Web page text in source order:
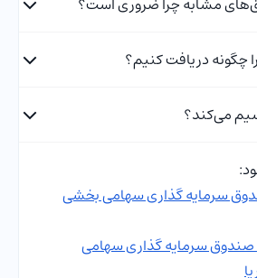
چگونه دریافت کنیم؟
می‌کند؟
سرمایه گذاری سهامی بخشی
صندوق سرمایه گذاری سهامی